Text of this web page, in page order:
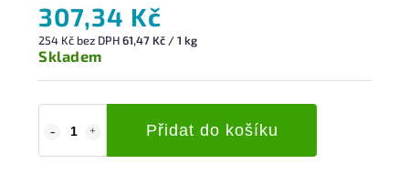
307,34 Kč
254 Kč bez DPH61,47 Kč / 1 kg
Skladem
Přidat do košíku